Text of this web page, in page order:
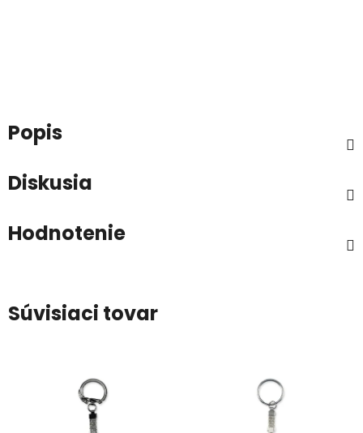
Popis
Diskusia
Hodnotenie
Súvisiaci tovar